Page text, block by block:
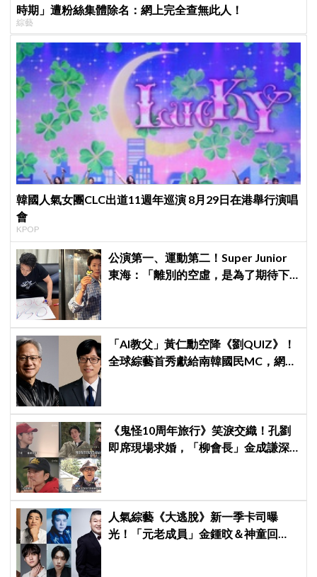
時期」遭粉絲集體除名：網上完全查無此人！
綜藝
韓國人氣女團CLC出道11週年巡演 8月29日在港舉行演唱
會
KPOP
公演第一、運動第二！Super Junior
東海：「離別的空虛，是為了期待下
「AI教父」黃仁勳空降《劉QUIZ》！
全球綜藝首秀獻給南韓國民MC，網：
《鬼怪10周年旅行》笑淚交織！孔劉
即席現場求婚，「柳會長」金成謙深
人氣綜藝《大逃脫》新一季卡司曝
光！「元老成員」金鍾旼＆神童回